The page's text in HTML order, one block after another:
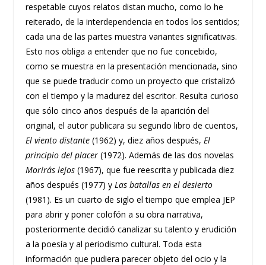
respetable cuyos relatos distan mucho, como lo he
reiterado, de la interdependencia en todos los sentidos;
cada una de las partes muestra variantes significativas.
Esto nos obliga a entender que no fue concebido,
como se muestra en la presentación mencionada, sino
que se puede traducir como un proyecto que cristalizó
con el tiempo y la madurez del escritor. Resulta curioso
que sólo cinco años después de la aparición del
original, el autor publicara su segundo libro de cuentos,
El viento distante(1962) y, diez años después, El
principio del placer(1972). Además de las dos novelas
Morirás lejos(1967), que fue reescrita y publicada diez
años después (1977) y Las batallas en el desierto
(1981). Es un cuarto de siglo el tiempo que emplea JEP
para abrir y poner colofón a su obra narrativa,
posteriormente decidió canalizar su talento y erudición
a la poesía y al periodismo cultural. Toda esta
información que pudiera parecer objeto del ocio y la